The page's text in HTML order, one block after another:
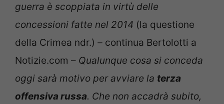
guerra è scoppiata in virtù delle
concessioni fatte nel 2014 (la questione
della Crimea ndr.) – continua Bertolotti a
Notizie.com – Qualunque cosa si conceda
oggi sarà motivo per avviare la terza
offensiva russa. Che non accadrà subito,